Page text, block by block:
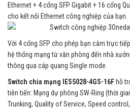
Ethernet + 4 cổng SFP Gigabit + 16 cổng
cho kết nối Ethernet công nghiệp của bạn.
Với 4 cổng SFP cho phép bạn cắm trực
hệ thống mạng từ văn phòng đến nhà
thông qua cáp quang Single mode.
Switch chia mạng IES5028-4GS-16F hỗ
tiên tiến: Mạng dự phòng SW-Ring (thời
Trunking, Quality of Service, Speed